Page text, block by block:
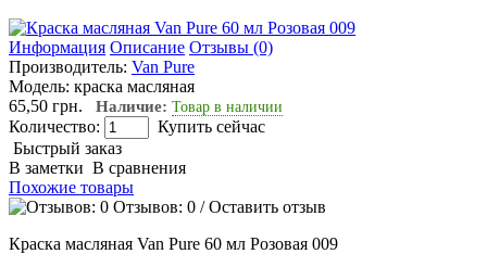
Информация Описание Отзывы (0)
Производитель: Van Pure
Модель: краска масляная
65,50 грн. Наличие: Товар в наличии
Количество:
Купить сейчас
Быстрый заказ
В заметки В сравнения
Похожие товары
Отзывов: 0 /Оставить отзыв
Краска масляная Van Pure 60 мл Розовая 009